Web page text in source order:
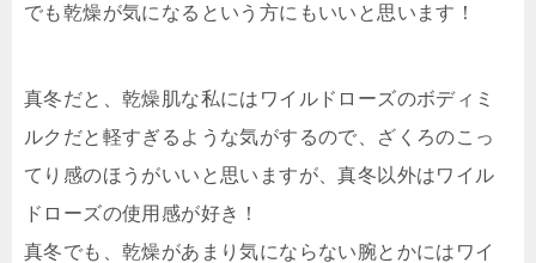
でも乾燥が気になるという方にもいいと思います！
真冬だと、乾燥肌な私にはワイルドローズのボディミ
ルクだと軽すぎるような気がするので、ざくろのこっ
てり感のほうがいいと思いますが、真冬以外はワイル
ドローズの使用感が好き！
真冬でも、乾燥があまり気にならない腕とかにはワイ